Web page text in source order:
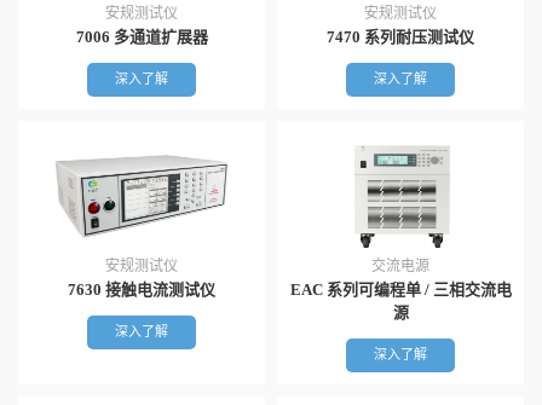
安规测试仪
7006 多通道扩展器
深入了解
安规测试仪
7470 系列耐压测试仪
深入了解
安规测试仪
7630 接触电流测试仪
深入了解
交流电源
EAC 系列可编程单 / 三相交流电
源
深入了解